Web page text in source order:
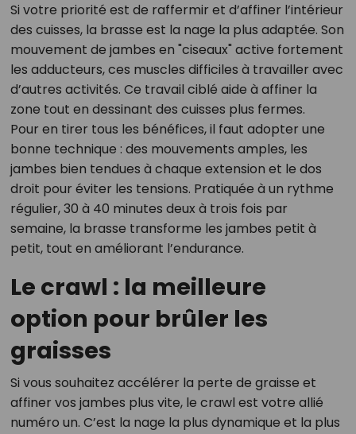
Si votre priorité est de raffermir et d’affiner l’intérieur
des cuisses, la brasse est la nage la plus adaptée. Son
mouvement de jambes en "ciseaux" active fortement
les adducteurs, ces muscles difficiles à travailler avec
d’autres activités. Ce travail ciblé aide à affiner la
zone tout en dessinant des cuisses plus fermes.
Pour en tirer tous les bénéfices, il faut adopter une
bonne technique : des mouvements amples, les
jambes bien tendues à chaque extension et le dos
droit pour éviter les tensions. Pratiquée à un rythme
régulier, 30 à 40 minutes deux à trois fois par
semaine, la brasse transforme les jambes petit à
petit, tout en améliorant l’endurance.
Le crawl : la meilleure
option pour brûler les
graisses
Si vous souhaitez accélérer la perte de graisse et
affiner vos jambes plus vite, le crawl est votre allié
numéro un. C’est la nage la plus dynamique et la plus